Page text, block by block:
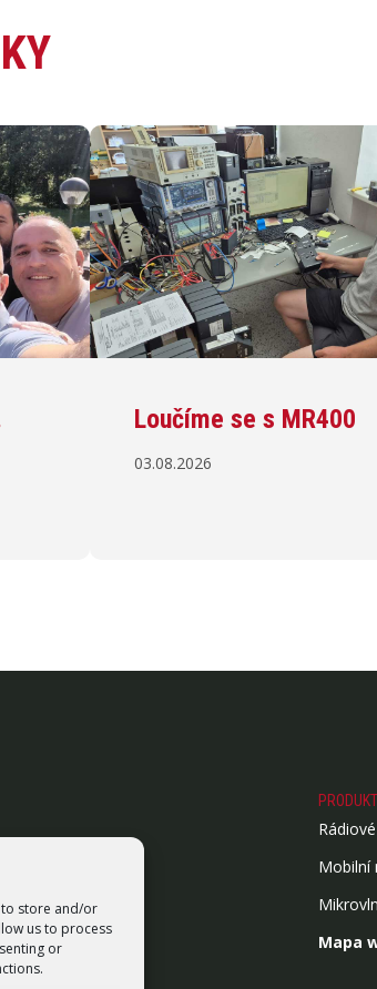
to store and/or
us to process
or
Loučíme se s MR400
03.08.2026
Mobilní
Mapa